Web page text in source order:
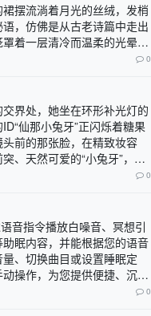
摆流淌着月光的丝绒，发梢
，仿佛是从古老诗篇中走出
着一层清冷而温柔的光晕。
月亮的女儿，是时间褶皱里
0
界处，她坐在环形补光灯的
仙那小兔牙”正闪烁着糖果
前的那张脸，在精致妆容
、天然可爱的“小兔牙”，总
时显露——这成了她最具…
0
音指令播放白噪音、冥想引
眠内容，并能根据您的语音
、切换曲目或设置睡眠定
操作，为您提供便捷、沉浸
0